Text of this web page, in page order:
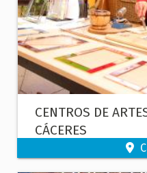
CENTROS DE
CÁCERES